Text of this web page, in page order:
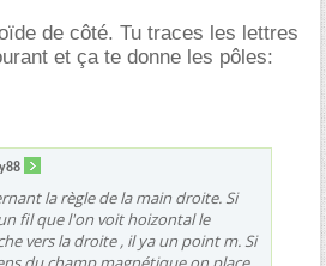
de côté. Tu traces les lettres
et ça te donne les pôles:
la règle de la main droite. Si
fil que l'on voit hoizontal le
vers la droite , il ya un point m. Si